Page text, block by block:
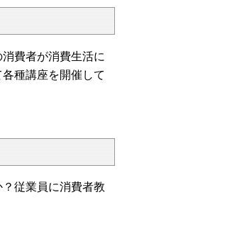
費者が消費生活に
種講座を開催して
従業員に消費者教